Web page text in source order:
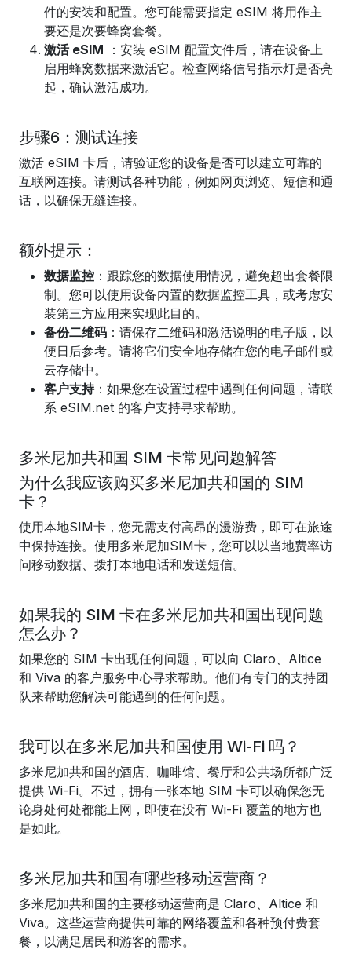
件的安装和配置。您可能需要指定 eSIM 将用作主
要还是次要蜂窝套餐。
激活 eSIM ：安装 eSIM 配置文件后，请在设备上
启用蜂窝数据来激活它。检查网络信号指示灯是否亮
起，确认激活成功。
步骤6：测试连接
激活 eSIM 卡后，请验证您的设备是否可以建立可靠的
互联网连接。请测试各种功能，例如网页浏览、短信和通
话，以确保无缝连接。
额外提示：
数据监控 ：跟踪您的数据使用情况，避免超出套餐限
制。您可以使用设备内置的数据监控工具，或考虑安
装第三方应用来实现此目的。
备份二维码 ：请保存二维码和激活说明的电子版，以
便日后参考。请将它们安全地存储在您的电子邮件或
云存储中。
客户支持：如果您在设置过程中遇到任何问题，请联
系 eSIM.net 的客户支持寻求帮助。
多米尼加共和国 SIM 卡常见问题解答
为什么我应该购买多米尼加共和国的 SIM
卡？
使用本地SIM卡，您无需支付高昂的漫游费，即可在旅途
中保持连接。使用多米尼加SIM卡，您可以以当地费率访
问移动数据、拨打本地电话和发送短信。
如果我的 SIM 卡在多米尼加共和国出现问题
怎么办？
如果您的 SIM 卡出现任何问题，可以向 Claro、Altice
和 Viva 的客户服务中心寻求帮助。他们有专门的支持团
队来帮助您解决可能遇到的任何问题。
我可以在多米尼加共和国使用 Wi-Fi 吗？
多米尼加共和国的酒店、咖啡馆、餐厅和公共场所都广泛
提供 Wi-Fi。不过，拥有一张本地 SIM 卡可以确保您无
论身处何处都能上网，即使在没有 Wi-Fi 覆盖的地方也
是如此。
多米尼加共和国有哪些移动运营商？
多米尼加共和国的主要移动运营商是 Claro、Altice 和
Viva。这些运营商提供可靠的网络覆盖和各种预付费套
餐，以满足居民和游客的需求。